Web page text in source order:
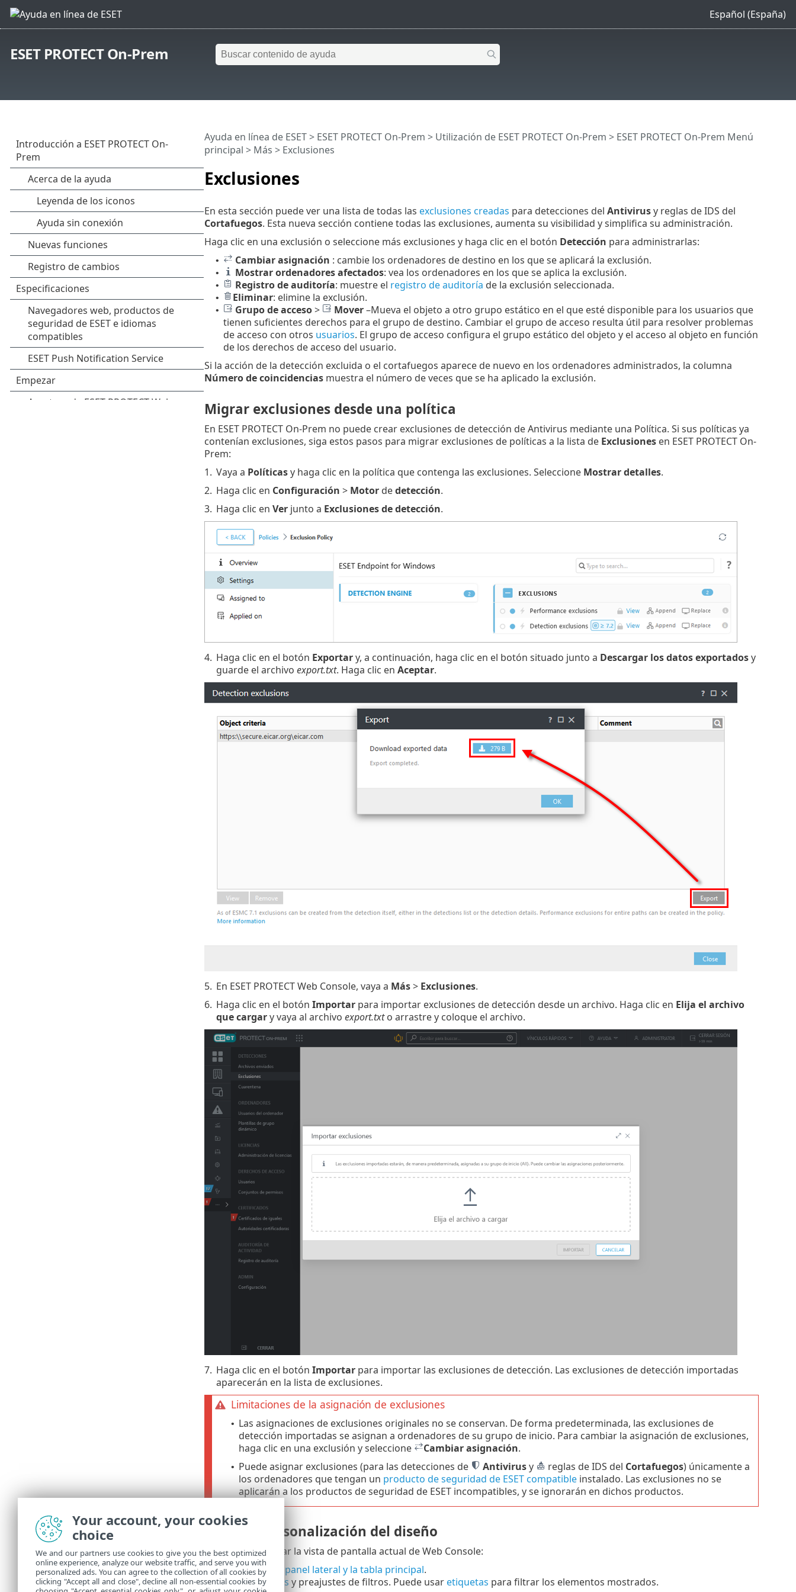
Español (España)
ESET PROTECT On-Prem
Exclusiones
Ayuda en línea de ESET> ESET PROTECT On-Prem > Utilización de ESET PROTECT On-Prem > ESET PROTECT On-Prem Menú
principal > Más > Exclusiones
En esta sección puede ver una lista de todas las exclusiones creadas para detecciones del Antivirusy reglas de IDS del
Cortafuegos. Esta nueva sección contiene todas las exclusiones, aumenta su visibilidad y simplifica su administración.
Haga clic en una exclusión o seleccione más exclusiones y haga clic en el botón Detección para administrarlas:
• Cambiar asignación : cambie los ordenadores de destino en los que se aplicará la exclusión.
• Mostrar ordenadores afectados: vea los ordenadores en los que se aplica la exclusión.
• Registro de auditoría: muestre el registro de auditoría de la exclusión seleccionada.
• Eliminar: elimine la exclusión.
• Grupo de acceso> Mover–Mueva el objeto a otro grupo estático en el que esté disponible para los usuarios que
tienen suficientes derechos para el grupo de destino. Cambiar el grupo de acceso resulta útil para resolver problemas
de acceso con otros usuarios. El grupo de acceso configura el grupo estático del objeto y el acceso al objeto en función
de los derechos de acceso del usuario.
Si la acción de la detección excluida o el cortafuegos aparece de nuevo en los ordenadores administrados, la columna
Número de coincidenciasmuestra el número de veces que se ha aplicado la exclusión.
Migrar exclusiones desde una política
En ESET PROTECT On-Prem no puede crear exclusiones de detección de Antivirus mediante una Política. Si sus políticas ya
contenían exclusiones, siga estos pasos para migrar exclusiones de políticas a la lista de Exclusionesen ESET PROTECT On-
Prem:
1. Vaya a Políticasy haga clic en la política que contenga las exclusiones. Seleccione Mostrar detalles.
2. Haga clic en Configuración > Motordedetección.
3. Haga clic en Verjunto a Exclusiones de detección.
4. Haga clic en el botón Exportary, a continuación, haga clic en el botón situado junto a Descargar los datos exportadosy
guarde el archivo export.txt. Haga clic en Aceptar.
5. En ESET PROTECT Web Console, vaya a Más> Exclusiones.
6. Haga clic en el botón Importarpara importar exclusiones de detección desde un archivo. Haga clic en Elija el archivo
que cargary vaya al archivo export.txto arrastre y coloque el archivo.
7. Haga clic en el botón Importarpara importar las exclusiones de detección. Las exclusiones de detección importadas
aparecerán en la lista de exclusiones.
Limitaciones de la asignación de exclusiones
• Las asignaciones de exclusiones originales no se conservan. De forma predeterminada, las exclusiones de
detección importadas se asignan a ordenadores de su grupo de inicio. Para cambiar la asignación de exclusiones,
haga clic en una exclusión y seleccione
Cambiar asignación.
• Puede asignar exclusiones (para las detecciones de Antivirusy reglas de IDS del Cortafuegos) únicamente a
los ordenadores que tengan un producto de seguridad de ESET compatibleinstalado. Las exclusiones no se
aplicarán a los productos de seguridad de ESET incompatibles, y se ignorarán en dichos productos.
Filtros y personalización del diseño
Puede personalizar la vista de pantalla actual de Web Console:
• Administre el panel lateral y la tabla principal.
• Agregarfiltros y preajustes de filtros. Puede usaretiquetas para filtrar los elementos mostrados.
Your account, your cookies
choice
We and our partners use cookies to give you the best optimized
online experience, analyze our website traffic, and serve you with
personalized ads. You can agree to the collection of all cookies by
clicking "Accept all and close", decline all non-essential cookies by